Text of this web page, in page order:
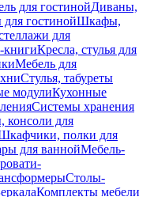
для гостинойДиваны,
гостинойШкафы,
для
книгиКресла, стулья для
Мебель для
Стулья, табуреты
модулиКухонные
Системы хранения
консоли для
полки для
для ваннойМебель-
Столы-
Комплекты мебели